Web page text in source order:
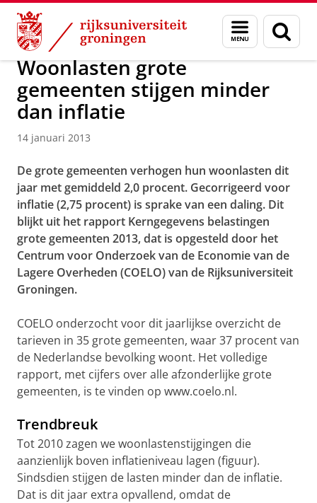
Skip
Content
Skip
Navigation
Menu
en
zoeken
Over ons Actueel Nieuws Nieuwsberichten
Woonlasten grote
gemeenten stijgen minder
dan inflatie
14 januari 2013
De grote gemeenten verhogen hun woonlasten dit
jaar met gemiddeld 2,0 procent. Gecorrigeerd voor
inflatie (2,75 procent) is sprake van een daling. Dit
blijkt uit het rapport Kerngegevens belastingen
grote gemeenten 2013, dat is opgesteld door het
Centrum voor Onderzoek van de Economie van de
Lagere Overheden (COELO) van de Rijksuniversiteit
Groningen.
COELO onderzocht voor dit jaarlijkse overzicht de
tarieven in 35 grote gemeenten, waar 37 procent van
de Nederlandse bevolking woont. Het volledige
rapport, met cijfers over alle afzonderlijke grote
gemeenten, is te vinden op www.coelo.nl.
Trendbreuk
Tot 2010 zagen we woonlastenstijgingen die
aanzienlijk boven inflatieniveau lagen (figuur).
Sindsdien stijgen de lasten minder dan de inflatie.
Dat is dit jaar extra opvallend, omdat de